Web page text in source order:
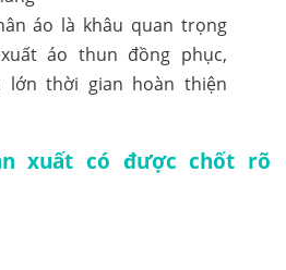
áo là khâu quan trọng
áo thun đồng phục,
lớn thời gian hoàn thiện
xuất có được chốt rõ